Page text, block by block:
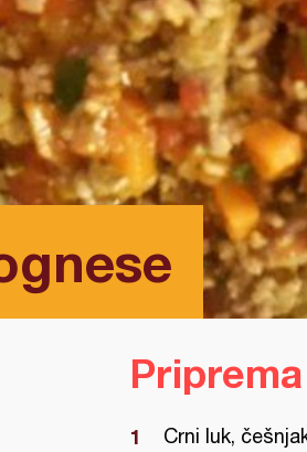
Priprema
Crni luk,